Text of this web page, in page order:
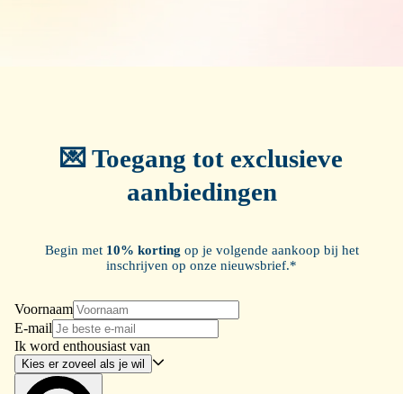
💌 Toegang tot exclusieve
aanbiedingen
Begin met 10% korting op je volgende aankoop bij het
inschrijven op onze nieuwsbrief.*
Voornaam
E-mail
Ik word enthousiast van
Kies er zoveel als je wil